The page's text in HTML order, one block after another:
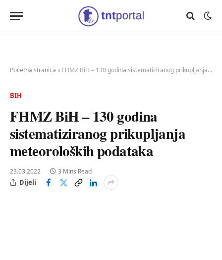
Početna stranica » FHMZ BiH – 130 godina sistematiziranog prikupljanja meteoroloških podataka
BIH
FHMZ BiH – 130 godina
sistematiziranog prikupljanja
meteoroloških podataka
23.03.2022 3 Mins Read
Dijeli